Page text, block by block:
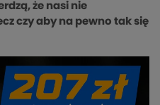
że nasi nie
czy aby na pewno tak się